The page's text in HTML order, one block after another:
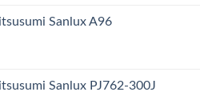
Sanlux A96
Sanlux PJ762-300J